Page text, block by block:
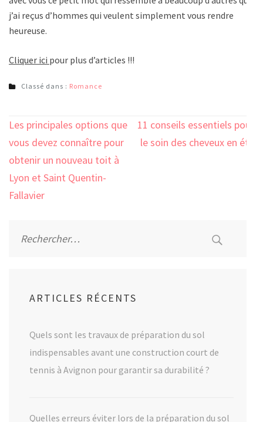
j’ai reçus d’hommes qui veulent simplement vous rendre
heureuse.
Cliquer ici pour plus d’articles !!!
Classé dans : Romance
Navigation
de
l’article
Les principales options que
vous devez connaître pour
obtenir un nouveau toit à
Lyon et Saint Quentin-
Fallavier
11 conseils essentiels pour
le soin des cheveux en été
ARTICLES RÉCENTS
Quels sont les travaux de préparation du sol
indispensables avant une construction court de
tennis à Avignon pour garantir sa durabilité ?
Quelles erreurs éviter lors de la préparation du sol